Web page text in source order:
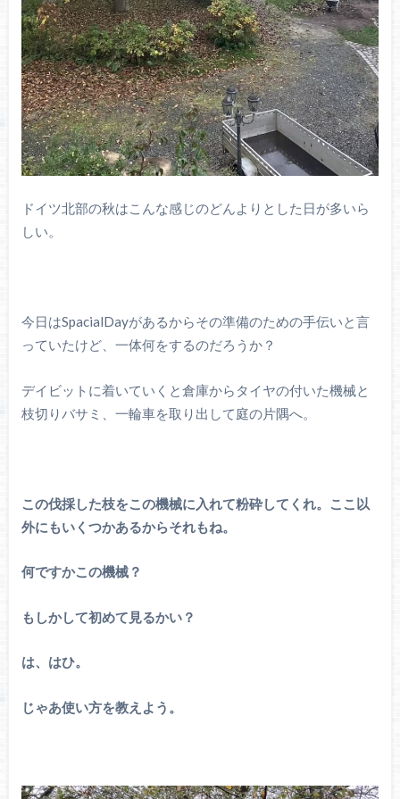
ドイツ北部の秋はこんな感じのどんよりとした日が多いら
しい。
今日はSpacialDayがあるからその準備のための手伝いと言
っていたけど、一体何をするのだろうか？
デイビットに着いていくと倉庫からタイヤの付いた機械と
枝切りバサミ、一輪車を取り出して庭の片隅へ。
この伐採した枝をこの機械に入れて粉砕してくれ。ここ以
外にもいくつかあるからそれもね。
何ですかこの機械？
もしかして初めて見るかい？
は、はひ。
じゃあ使い方を教えよう。